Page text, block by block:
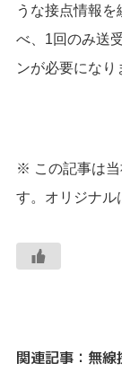
うな接点情報
べ、1回のみ送
ンが必要になり
※ この記事は当
す。オリジナル
関連記事：無線